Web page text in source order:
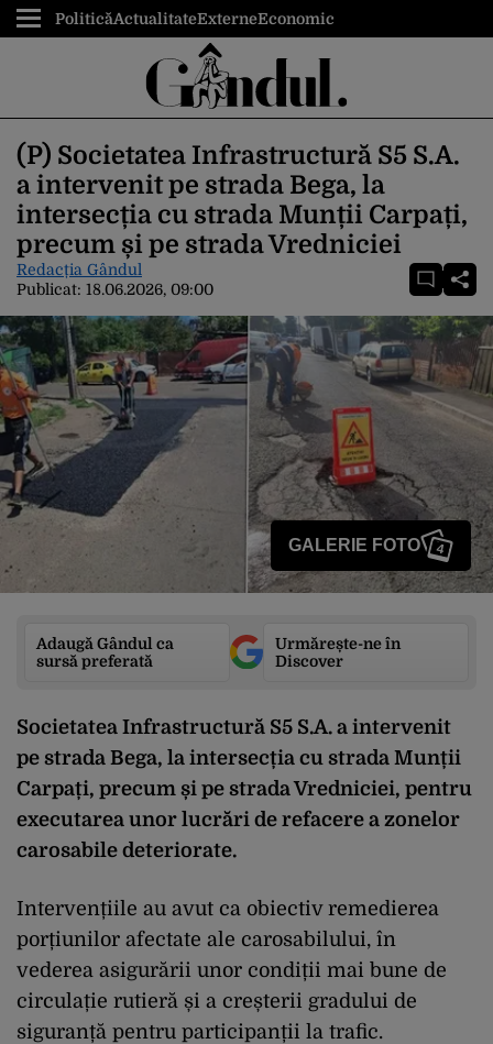
PoliticăActualitateExterneEconomic
(P) Societatea Infrastructură S5 S.A.
a intervenit pe strada Bega, la
intersecția cu strada Munții Carpați,
precum și pe strada Vredniciei
Redacția Gândul
Publicat: 18.06.2026, 09:00
GALERIE FOTO 4
Adaugă Gândul ca
sursă preferată
Urmărește-ne în
Discover
Societatea Infrastructură S5 S.A. a intervenit
pe strada Bega, la intersecția cu strada Munții
Carpați, precum și pe strada Vredniciei, pentru
executarea unor lucrări de refacere a zonelor
carosabile deteriorate.
Intervențiile au avut ca obiectiv remedierea
porțiunilor afectate ale carosabilului, în
vederea asigurării unor condiții mai bune de
circulație rutieră și a creșterii gradului de
siguranță pentru participanții la trafic.